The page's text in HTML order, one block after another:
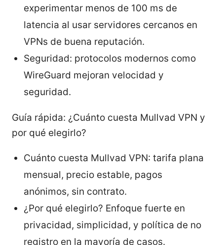
experimentar menos de 100 ms de
latencia al usar servidores cercanos en
VPNs de buena reputación.
Seguridad: protocolos modernos como
WireGuard mejoran velocidad y
seguridad.
Guía rápida: ¿Cuánto cuesta Mullvad VPN y
por qué elegirlo?
Cuánto cuesta Mullvad VPN: tarifa plana
mensual, precio estable, pagos
anónimos, sin contrato.
¿Por qué elegirlo? Enfoque fuerte en
privacidad, simplicidad, y política de no
registro en la mayoría de casos.